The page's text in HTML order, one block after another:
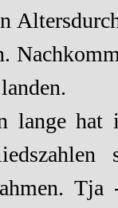
lange hat
Tja